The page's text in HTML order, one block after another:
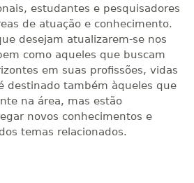
estudantes e pesquisadores
de atuação e conhecimento.
desejam atualizarem-se nos
como aqueles que buscam
em suas profissões, vidas
destinado também àqueles que
na área, mas estão
novos conhecimentos e
temas relacionados.